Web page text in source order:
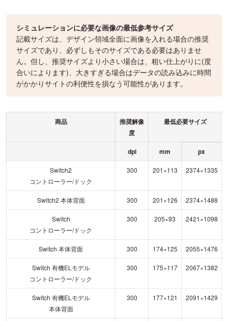
シミュレーションに必要な画像の最低参考サイズ
記載サイズは、デザイン領域全面に画像を入れる場合の推奨
サイズであり、必ずしもそのサイズである必要はありませ
ん。但し、推奨サイズより小さい場合は、粗い仕上がりに(度
合いによります)、大きすぎる場合はデータの読み込みに時間
がかかりサイトの利便性を損なう可能性があります。
商品
推奨解像
度
最低必要サイズ
dpi mm px
Switch2
コントローラー/ドック
300 201×113 2374×1335
Switch2 本体背面 300 201×126 2374×1488
Switch
コントローラー/ドック
300 205×93 2421×1098
Switch 本体背面 300 174×125 2055×1476
Switch 有機ELモデル
コントローラー/ドック
300 175×117 2067×1382
Switch 有機ELモデル
本体背面
300 177×121 2091×1429